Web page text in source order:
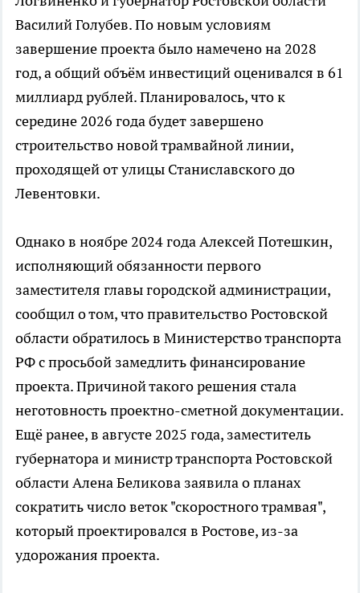
Василий Голубев. По новым условиям
завершение проекта было намечено на 2028
год, а общий объём инвестиций оценивался в 61
миллиард рублей. Планировалось, что к
середине 2026 года будет завершено
строительство новой трамвайной линии,
проходящей от улицы Станиславского до
Левентовки.
Однако в ноябре 2024 года Алексей Потешкин,
исполняющий обязанности первого
заместителя главы городской администрации,
сообщил о том, что правительство Ростовской
области обратилось в Министерство транспорта
РФ с просьбой замедлить финансирование
проекта. Причиной такого решения стала
неготовность проектно-сметной документации.
Ещё ранее, в августе 2025 года, заместитель
губернатора и министр транспорта Ростовской
области Алена Беликова заявила о планах
сократить число веток "скоростного трамвая",
который проектировался в Ростове, из-за
удорожания проекта.